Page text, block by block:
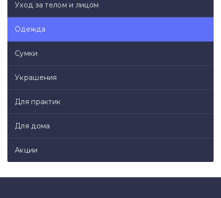
Уход за телом и лицом
Одежда
Сумки
Украшения
Для практик
Для дома
Акции